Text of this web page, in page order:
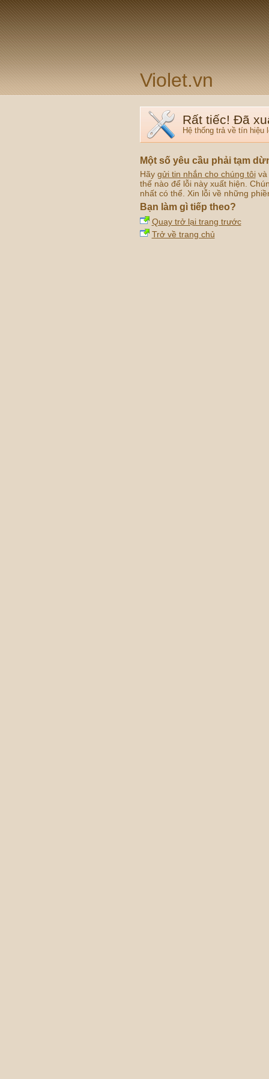
Violet.vn
Rất tiếc! Đã
Hệ thống trả về tín hiệu
Một số yêu cầu phải tạm
Hãy gửi tin nhắn cho chúng tôivà
thế nào để lỗi này xuất hiện.
nhất có thể. Xin lỗi về những
Bạn làm gì tiếp theo?
Quay trở lại trang trước
Trở về trang chủ